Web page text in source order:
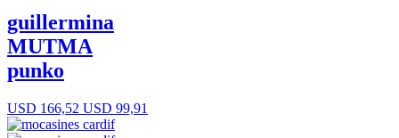
guillermina
MUTMA
punko
USD 166,52 USD 99,91